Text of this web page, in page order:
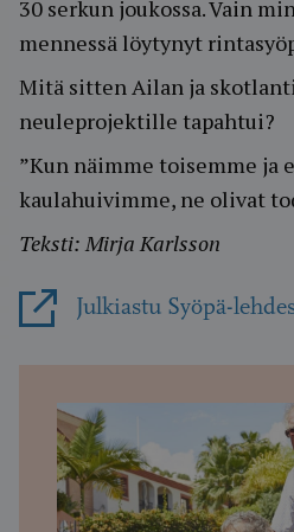
30 serkun joukossa. Vain
mennessä löytynyt
Mitä sitten Ailan ja
neuleprojektille tapahtui?
”Kun näimme toisemme ja
kaulahuivimme, ne olivat
Teksti: Mirja Karlsson
Avautuu uudessa ikkunassa
Julkiastu Syöpä-